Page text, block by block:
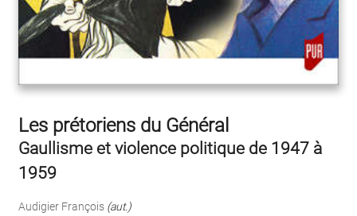
Les prétoriens du Général
Gaullisme et violence politique de 1947 à
1959
Audigier François (aut.)